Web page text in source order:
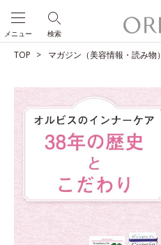
検索
メニュー
TOP マガジン（美容情報・読み物）